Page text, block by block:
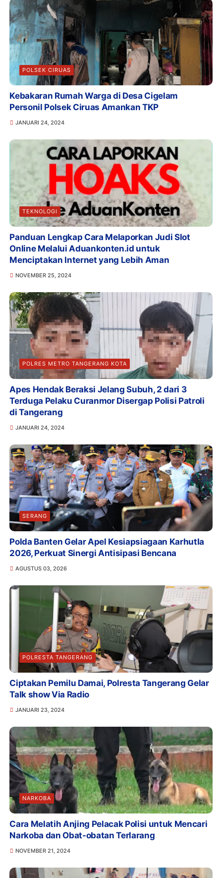
POLSEK CIRUAS
Kebakaran Rumah Warga di Desa Cigelam
Personil Polsek Ciruas Amankan TKP
JANUARI 24, 2024
TEKNOLOGI
Panduan Lengkap Cara Melaporkan Judi Slot
Online Melalui Aduankonten.id untuk
Menciptakan Internet yang Lebih Aman
NOVEMBER 25, 2024
POLRES METRO TANGERANG KOTA
Apes Hendak Beraksi Jelang Subuh, 2 dari 3
Terduga Pelaku Curanmor Disergap Polisi Patroli
di Tangerang
JANUARI 24, 2024
SERANG
Polda Banten Gelar Apel Kesiapsiagaan Karhutla
2026, Perkuat Sinergi Antisipasi Bencana
AGUSTUS 03, 2026
POLRESTA TANGERANG
Ciptakan Pemilu Damai, Polresta Tangerang Gelar
Talk show Via Radio
JANUARI 23, 2024
NARKOBA
Cara Melatih Anjing Pelacak Polisi untuk Mencari
Narkoba dan Obat-obatan Terlarang
NOVEMBER 21, 2024